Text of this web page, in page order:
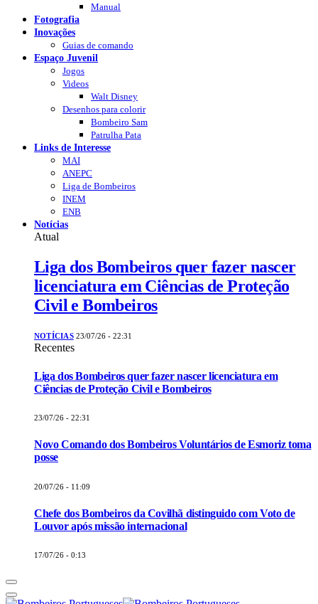
Manual
Fotografia
Inovações
Guias de comando
Espaço Juvenil
Jogos
Videos
Walt Disney
Desenhos para colorir
Bombeiro Sam
Patrulha Pata
Links de Interesse
MAI
ANEPC
Liga de Bombeiros
INEM
ENB
Notícias
Atual
Liga dos Bombeiros quer fazer nascer
licenciatura em Ciências de Proteção
Civil e Bombeiros
NOTÍCIAS 23/07/26 - 22:31
Recentes
Liga dos Bombeiros quer fazer nascer licenciatura em
Ciências de Proteção Civil e Bombeiros
23/07/26 - 22:31
Novo Comando dos Bombeiros Voluntários de Esmoriz toma
posse
20/07/26 - 11:09
Chefe dos Bombeiros da Covilhã distinguido com Voto de
Louvor após missão internacional
17/07/26 - 0:13